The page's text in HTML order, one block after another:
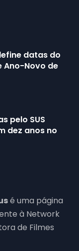
datas do
Ano-Novo de
pelo SUS
dez anos no
é uma página
à Network
de Filmes